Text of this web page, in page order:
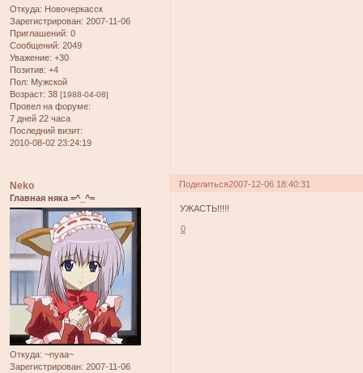
Откуда: Новочеркасск
Зарегистрирован: 2007-11-06
Приглашений: 0
Сообщений: 2049
Уважение: +30
Позитив: +4
Пол: Мужской
Возраст: 38 [1988-04-08]
Провел на форуме:
7 дней 22 часа
Последний визит:
2010-08-02 23:24:19
Поделиться2007-12-06 18:40:31
Neko
Главная няка =^_^=
Откуда: ~nyaa~
Зарегистрирован: 2007-11-06
УЖАСТЬ!!!!!
0